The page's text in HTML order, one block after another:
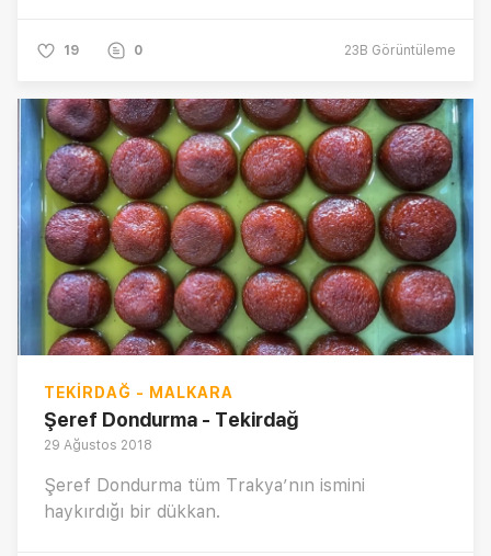
19 0 23B Görüntüleme
TEKIRDAĞ - MALKARA
Şeref Dondurma - Tekirdağ
29 Ağustos 2018
Şeref Dondurma tüm Trakya’nın ismini
haykırdığı bir dükkan.